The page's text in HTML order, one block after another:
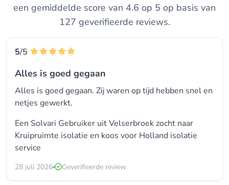
een gemiddelde score van 4.6 op 5 op basis van
127 geverifieerde reviews.
5/5
Alles is goed gegaan
Alles is goed gegaan. Zij waren op tijd hebben snel en
netjes gewerkt.
Een Solvari Gebruiker uit Velserbroek zocht naar
Kruipruimte isolatie en koos voor Holland isolatie
service
28 juli 2026 Geverifieerde review